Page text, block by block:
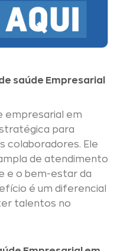
saúde Empresarial
empresarial em
para
colaboradores. Ele
de atendimento
e o bem-estar da
é um diferencial
talentos no